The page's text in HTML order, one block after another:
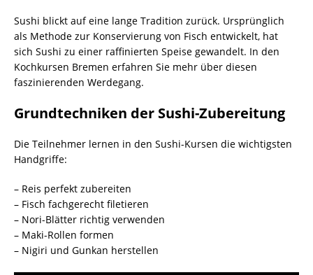
Sushi blickt auf eine lange Tradition zurück. Ursprünglich
als Methode zur Konservierung von Fisch entwickelt, hat
sich Sushi zu einer raffinierten Speise gewandelt. In den
Kochkursen Bremen erfahren Sie mehr über diesen
faszinierenden Werdegang.
Grundtechniken der Sushi-Zubereitung
Die Teilnehmer lernen in den Sushi-Kursen die wichtigsten
Handgriffe:
– Reis perfekt zubereiten
– Fisch fachgerecht filetieren
– Nori-Blätter richtig verwenden
– Maki-Rollen formen
– Nigiri und Gunkan herstellen